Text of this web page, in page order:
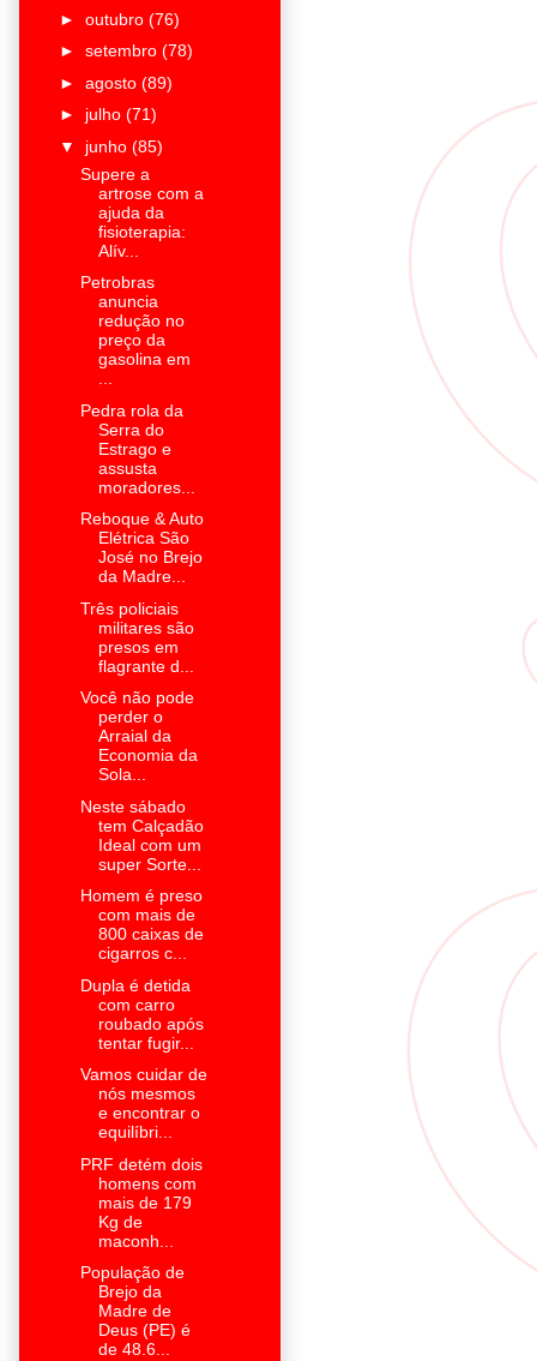
► outubro (76)
► setembro (78)
► agosto (89)
► julho (71)
▼ junho (85)
Supere a
artrose com a
ajuda da
fisioterapia:
Alív...
Petrobras
anuncia
redução no
preço da
gasolina em
...
Pedra rola da
Serra do
Estrago e
assusta
moradores...
Reboque & Auto
Elétrica São
José no Brejo
da Madre...
Três policiais
militares são
presos em
flagrante d...
Você não pode
perder o
Arraial da
Economia da
Sola...
Neste sábado
tem Calçadão
Ideal com um
super Sorte...
Homem é preso
com mais de
800 caixas de
cigarros c...
Dupla é detida
com carro
roubado após
tentar fugir...
Vamos cuidar de
nós mesmos
e encontrar o
equilíbri...
PRF detém dois
homens com
mais de 179
Kg de
maconh...
População de
Brejo da
Madre de
Deus (PE) é
de 48.6...